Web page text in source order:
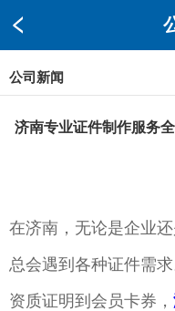
公司新闻
济南专业证件制作服务
在济南，无论是企业
总会遇到各种证件需
资质证明到会员卡券，